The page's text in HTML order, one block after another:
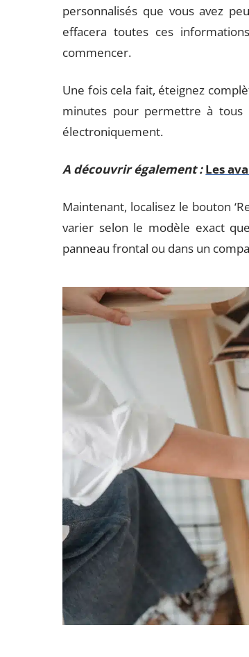
personnalisés que vous avez
effacera toutes ces
commencer.
Une fois cela fait, éteignez
minutes pour permettre à tous
électroniquement.
A découvrir également : Les
Maintenant, localisez le bouton
varier selon le modèle exact
panneau frontal ou dans un